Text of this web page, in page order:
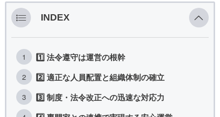
INDEX
1️⃣ 法令遵守は運営の根幹
2️⃣ 適正な人員配置と組織体制の確立
3️⃣ 制度・法令改正への迅速な対応力